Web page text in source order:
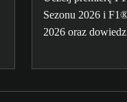
Sezonu 2026 i
2026 oraz
Lewis Hamilton i